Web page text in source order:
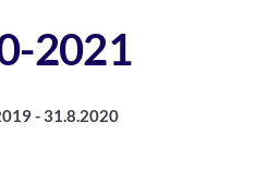
2021
- 31.8.2020